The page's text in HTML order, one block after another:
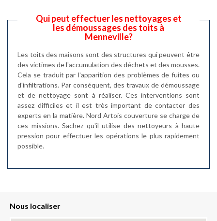
Qui peut effectuer les nettoyages et
les démoussages des toits à
Menneville?
Les toits des maisons sont des structures qui peuvent être
des victimes de l'accumulation des déchets et des mousses.
Cela se traduit par l'apparition des problèmes de fuites ou
d'infiltrations. Par conséquent, des travaux de démoussage
et de nettoyage sont à réaliser. Ces interventions sont
assez difficiles et il est très important de contacter des
experts en la matière. Nord Artois couverture se charge de
ces missions. Sachez qu'il utilise des nettoyeurs à haute
pression pour effectuer les opérations le plus rapidement
possible.
Nous localiser